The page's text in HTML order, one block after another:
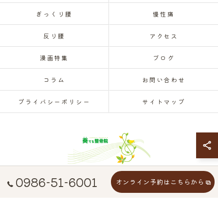
0986-51-6001 オンライン予約はこちらから
ぎっくり腰 慢性痛
反り腰 アクセス
漫画特集 ブログ
コラム お問い合わせ
プライバシーポリシー サイトマップ
© 2026 宮崎県都城市で腰痛なら奏でる整骨院 ALL RIGHTS RESERVED.